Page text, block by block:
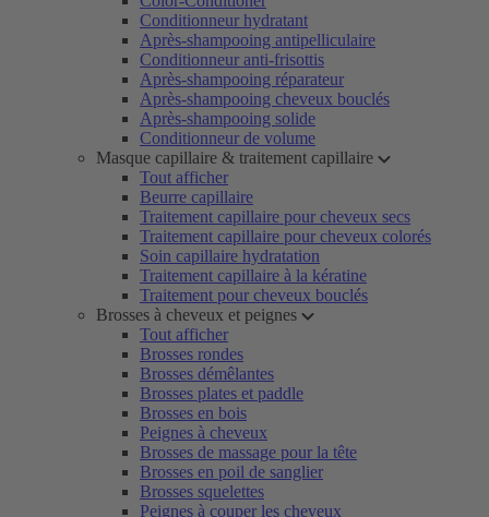
Conditionneur hydratant
Après-shampooing antipelliculaire
Conditionneur anti-frisottis
Après-shampooing réparateur
Après-shampooing cheveux bouclés
Après-shampooing solide
Conditionneur de volume
Masque capillaire & traitement capillaire
Tout afficher
Beurre capillaire
Traitement capillaire pour cheveux secs
Traitement capillaire pour cheveux colorés
Soin capillaire hydratation
Traitement capillaire à la kératine
Traitement pour cheveux bouclés
Brosses à cheveux et peignes
Tout afficher
Brosses rondes
Brosses démêlantes
Brosses plates et paddle
Brosses en bois
Peignes à cheveux
Brosses de massage pour la tête
Brosses en poil de sanglier
Brosses squelettes
Peignes à couper les cheveux